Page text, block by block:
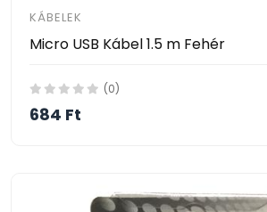
KÁBELEK
Micro USB Kábel 1.5 m Fehér
(0)
684 Ft